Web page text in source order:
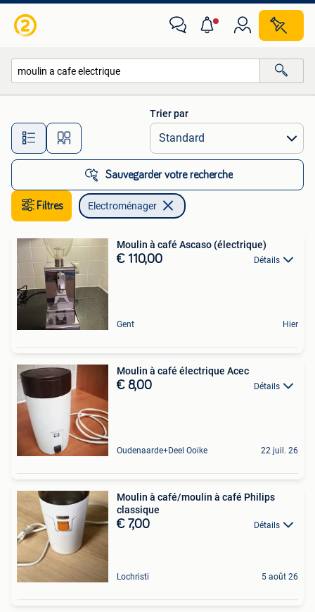
Toutes les distances…
Trier par
Sauvegarder votre recherche
Filtres Electroménager
Moulin à café Ascaso (électrique)
€ 110,00 Détails
Gent Hier
Moulin à café électrique Acec
€ 8,00 Détails
Oudenaarde+Deel Ooike 22 juil. 26
Moulin à café/moulin à café Philips
classique
€ 7,00 Détails
Lochristi 5 août 26